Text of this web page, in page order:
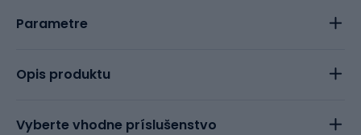
Parametre
Opis produktu
Vyberte vhodne príslušenstvo